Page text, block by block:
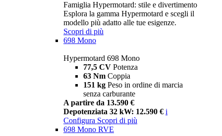
Famiglia Hypermotard: stile e divertimento
Esplora la gamma Hypermotard e scegli il
modello più adatto alle tue esigenze.
Scopri di più
698 Mono
Hypermotard 698 Mono
77,5 CV Potenza
63 Nm Coppia
151 kg Peso in ordine di marcia
senza carburante
A partire da 13.590 €
Depotenziata 32 kW: 12.590 € i
Configura Scopri di più
698 Mono RVE